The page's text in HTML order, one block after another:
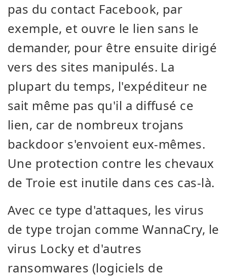
pas du contact Facebook, par
exemple, et ouvre le lien sans le
demander, pour être ensuite dirigé
vers des sites manipulés. La
plupart du temps, l'expéditeur ne
sait même pas qu'il a diffusé ce
lien, car de nombreux trojans
backdoor s'envoient eux-mêmes.
Une protection contre les chevaux
de Troie est inutile dans ces cas-là.
Avec ce type d'attaques, les virus
de type trojan comme WannaCry, le
virus Locky et d'autres
ransomwares (logiciels de